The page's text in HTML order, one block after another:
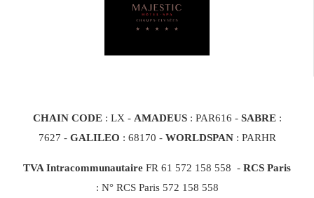
CHAIN CODE: LX - AMADEUS : PAR616 - SABRE :
7627 - GALILEO : 68170 - WORLDSPAN : PARHR
TVA Intracommunautaire FR 61 572 158 558 - RCS Paris
: N° RCS Paris 572 158 558